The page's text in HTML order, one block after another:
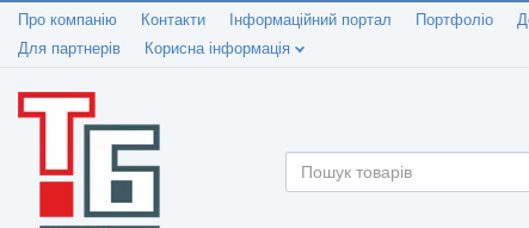
Про компанію Контакти Інформаційний портал Портфоліо
Для партнерів
Корисна інформація